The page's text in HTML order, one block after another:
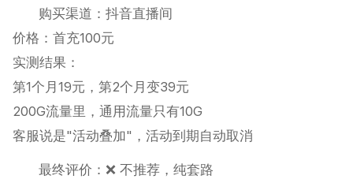
购买渠道：抖音直播间
价格：首充100元
实测结果：
第1个月19元，第2个月变39元
200G流量里，通用流量只有10G
客服说是"活动叠加"，活动到期自动取消
最终评价：❌ 不推荐，纯套路